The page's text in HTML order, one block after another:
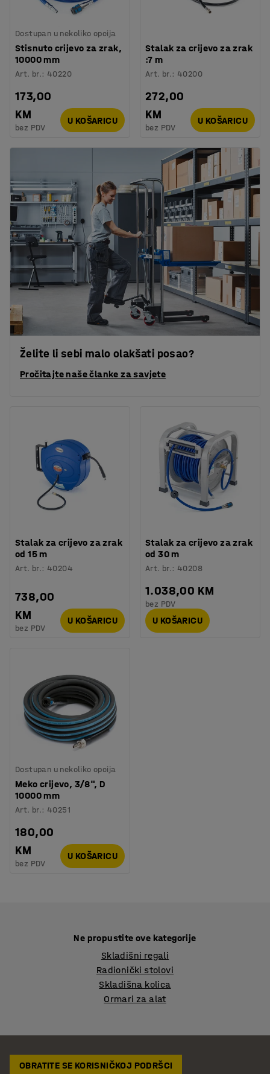
Dostupan u nekoliko opcija
Stisnuto crijevo za zrak,
10000 mm
Art. br.: 40220
173,00
KM
bez PDV
U KOŠARICU
Stalak za crijevo za zrak
:7 m
Art. br.: 40200
272,00
KM
bez PDV
U KOŠARICU
Želite li sebi malo olakšati posao?
Pročitajte naše članke za savjete
Stalak za crijevo za zrak
od 15 m
Art. br.: 40204
738,00
KM
bez PDV
U KOŠARICU
Stalak za crijevo za zrak
od 30 m
Art. br.: 40208
1.038,00 KM
bez PDV
U KOŠARICU
Dostupan u nekoliko opcija
Meko crijevo, 3/8", D
10000 mm
Art. br.: 40251
180,00
KM
bez PDV
U KOŠARICU
Ne propustite ove kategorije
Skladišni regali
Radionički stolovi
Skladišna kolica
Ormari za alat
OBRATITE SE KORISNIČKOJ PODRŠCI